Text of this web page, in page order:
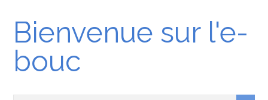
Bienvenue sur l'e-
bouc